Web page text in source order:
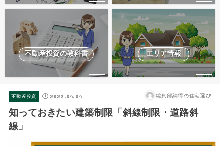
不動産投資の教科書 エリア情報
不動産投資 2022.04.04 編集部納得の住宅選び
知っておきたい建築制限「斜線制限・道路斜
線」